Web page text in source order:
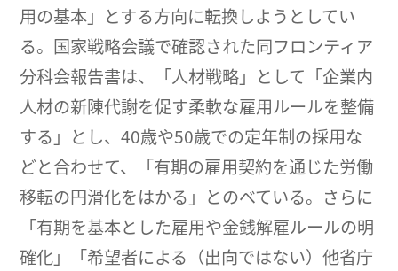
用の基本」とする方向に転換しようとしてい
る。国家戦略会議で確認された同フロンティア
分科会報告書は、「人材戦略」として「企業内
人材の新陳代謝を促す柔軟な雇用ルールを整備
する」とし、40歳や50歳での定年制の採用な
どと合わせて、「有期の雇用契約を通じた労働
移転の円滑化をはかる」とのべている。さらに
「有期を基本とした雇用や金銭解雇ルールの明
確化」「希望者による（出向ではない）他省庁